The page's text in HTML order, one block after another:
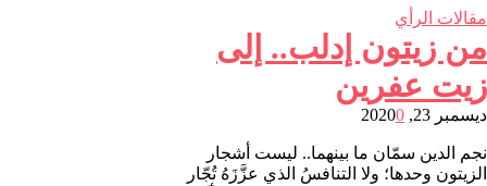
مقالات الرأي
من زيتون إدلب.. إلى
زيت عفرين
ديسمبر 23, 2020 0
نجم الدين سمّان ما بينهما.. ليست أشجار
الزيتون وحدها؛ ولا التنافسُ الذي عزَّزَهُ تُجّار